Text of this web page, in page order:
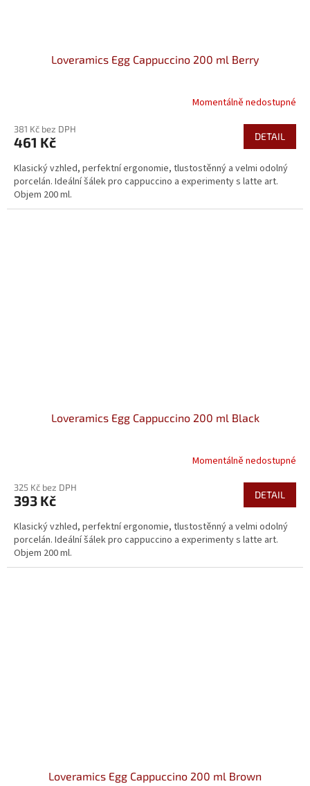
Loveramics Egg Cappuccino 200 ml Berry
Momentálně nedostupné
381 Kč bez DPH
461 Kč DETAIL
Klasický vzhled, perfektní ergonomie, tlustostěnný a velmi odolný
porcelán. Ideální šálek pro cappuccino a experimenty s latte art.
Objem 200 ml.
Loveramics Egg Cappuccino 200 ml Black
Momentálně nedostupné
325 Kč bez DPH
393 Kč DETAIL
Klasický vzhled, perfektní ergonomie, tlustostěnný a velmi odolný
porcelán. Ideální šálek pro cappuccino a experimenty s latte art.
Objem 200 ml.
Loveramics Egg Cappuccino 200 ml Brown